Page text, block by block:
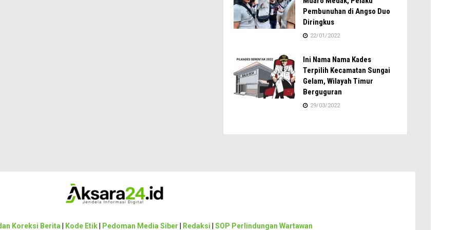
Pembunuhan di Angso Duo
Diringkus
22/01/2022
Ini Nama Nama Kades
Terpilih Kecamatan Sungai
Gelam, Wilayah Timur
Berguguran
29/03/2022
Koreksi Berita Kode Etik Pedoman Media Siber Redaksi SOP Perlindungan Wartawan